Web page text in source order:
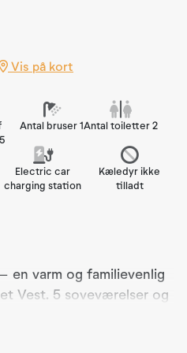
Vis på kort
Antal bruser 1Antal toiletter 2
Electric car
charging station
Kæledyr ikke
tilladt
en varm og familievenlig
Vest. 5 soveværelser og